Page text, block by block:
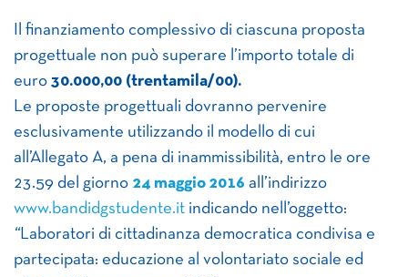
Il finanziamento complessivo di ciascuna proposta
progettuale non può superare l’importo totale di
euro 30.000,00 (trentamila/00).
Le proposte progettuali dovranno pervenire
esclusivamente utilizzando il modello di cui
all’Allegato A, a pena di inammissibilità, entro le ore
23.59 del giorno 24 maggio 2016 all’indirizzo
www.bandidgstudente.it indicando nell’oggetto:
“Laboratori di cittadinanza democratica condivisa e
partecipata: educazione al volontariato sociale ed